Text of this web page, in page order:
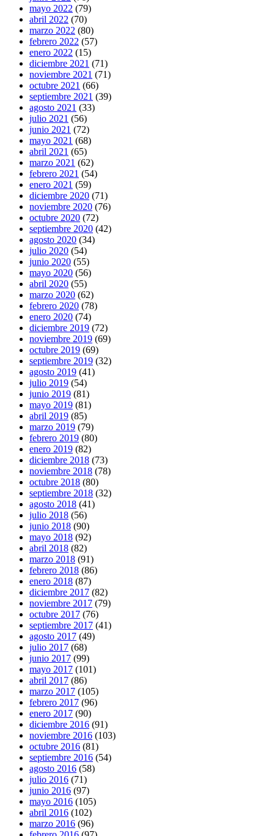
mayo 2022 (79)
abril 2022 (70)
marzo 2022 (80)
febrero 2022 (57)
enero 2022 (15)
diciembre 2021 (71)
noviembre 2021 (71)
octubre 2021 (66)
septiembre 2021 (39)
agosto 2021 (33)
julio 2021 (56)
junio 2021 (72)
mayo 2021 (68)
abril 2021 (65)
marzo 2021 (62)
febrero 2021 (54)
enero 2021 (59)
diciembre 2020 (71)
noviembre 2020 (76)
octubre 2020 (72)
septiembre 2020 (42)
agosto 2020 (34)
julio 2020 (54)
junio 2020 (55)
mayo 2020 (56)
abril 2020 (55)
marzo 2020 (62)
febrero 2020 (78)
enero 2020 (74)
diciembre 2019 (72)
noviembre 2019 (69)
octubre 2019 (69)
septiembre 2019 (32)
agosto 2019 (41)
julio 2019 (54)
junio 2019 (81)
mayo 2019 (81)
abril 2019 (85)
marzo 2019 (79)
febrero 2019 (80)
enero 2019 (82)
diciembre 2018 (73)
noviembre 2018 (78)
octubre 2018 (80)
septiembre 2018 (32)
agosto 2018 (41)
julio 2018 (56)
junio 2018 (90)
mayo 2018 (92)
abril 2018 (82)
marzo 2018 (91)
febrero 2018 (86)
enero 2018 (87)
diciembre 2017 (82)
noviembre 2017 (79)
octubre 2017 (76)
septiembre 2017 (41)
agosto 2017 (49)
julio 2017 (68)
junio 2017 (99)
mayo 2017 (101)
abril 2017 (86)
marzo 2017 (105)
febrero 2017 (96)
enero 2017 (90)
diciembre 2016 (91)
noviembre 2016 (103)
octubre 2016 (81)
septiembre 2016 (54)
agosto 2016 (58)
julio 2016 (71)
junio 2016 (97)
mayo 2016 (105)
abril 2016 (102)
marzo 2016 (96)